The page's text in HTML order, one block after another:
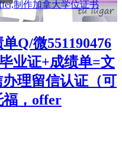
Q/微551190476
业证+成绩单=文
理留信认证（可
福，offer